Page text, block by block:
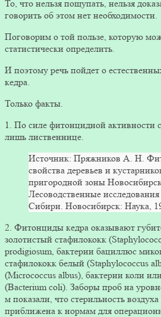
То, что нельзя пощупать, нельзя
говорить об этом нет необходимости.
Поговорим о той пользе, которую
статистически определить.
И поэтому речь пойдет о
кедра.
Только факты.
1. По силе фитонцидной активности
лишь лиственнице.
Источник: Пряжников А. Н.
свойства деревьев и
пригородной зоны
Лесоводственные
Сибири. Новосибирск: Наука,
2. Фитонциды кедра оказывают
золотистый стафилококк
prodigiosum, бактерии бациллюс
стафилококк белый (Staphylococcus
(Micrococcus albus), бактерии коли
(Bacterium coli). Заборы проб на
м показали, что стерильность
приближена к нормам для